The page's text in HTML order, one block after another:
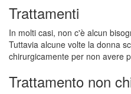
Trattamenti
In molti casi, non c'è alcun
Tuttavia alcune volte la donna
chirurgicamente per non avere
Trattamento non